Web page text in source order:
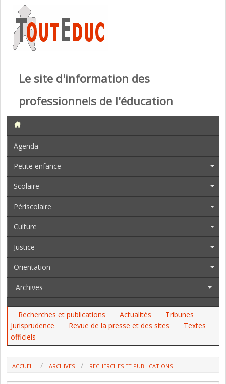
Le site d'information des
professionnels de l'éducation
Agenda
Petite enfance
Scolaire
Périscolaire
Culture
Justice
Orientation
Archives
Recherches et publications Actualités
Tribunes
Jurisprudence
Revue de la presse et des sites
Textes
officiels
ACCUEIL ARCHIVES
RECHERCHES ET PUBLICATIONS